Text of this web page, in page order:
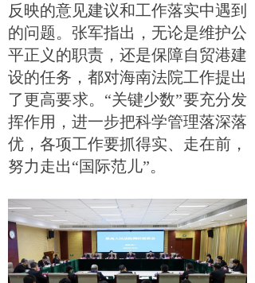
反映的意见建议和工作落实中遇到
的问题。张军指出，无论是维护公
平正义的职责，还是保障自贸港建
设的任务，都对海南法院工作提出
了更高要求。“关键少数”要充分发
挥作用，进一步把科学管理落深落
优，各项工作要抓得实、走在前，
努力走出“国际范儿”。